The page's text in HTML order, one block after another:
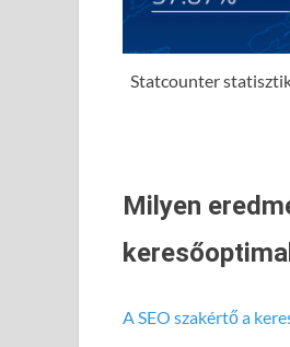
Statcounter
Milyen
A SEO szakértő a